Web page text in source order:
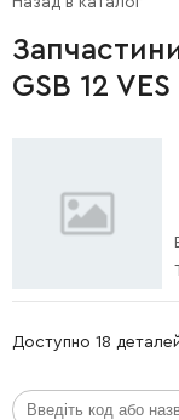
GSB 12
Доступно 18